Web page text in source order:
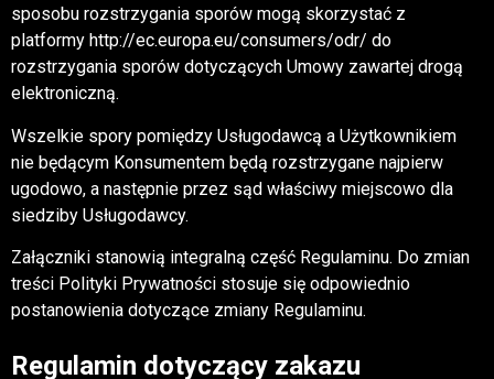
sposobu rozstrzygania sporów mogą skorzystać z
platformy http://ec.europa.eu/consumers/odr/ do
rozstrzygania sporów dotyczących Umowy zawartej drogą
elektroniczną.
Wszelkie spory pomiędzy Usługodawcą a Użytkownikiem
nie będącym Konsumentem będą rozstrzygane najpierw
ugodowo, a następnie przez sąd właściwy miejscowo dla
siedziby Usługodawcy.
Załączniki stanowią integralną część Regulaminu. Do zmian
treści Polityki Prywatności stosuje się odpowiednio
postanowienia dotyczące zmiany Regulaminu.
Regulamin dotyczący zakazu